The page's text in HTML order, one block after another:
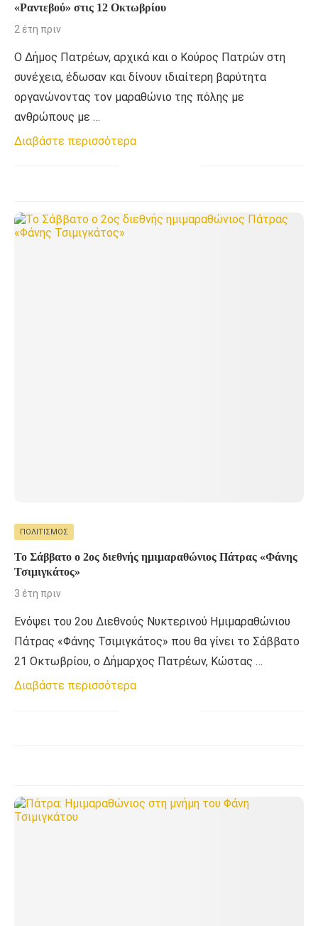
«Ραντεβού» στις 12 Οκτωβρίου
2 έτη πριν
Ο Δήμος Πατρέων, αρχικά και ο Κούρος Πατρών στη
συνέχεια, έδωσαν και δίνουν ιδιαίτερη βαρύτητα
οργανώνοντας τον μαραθώνιο της πόλης με
ανθρώπους με …
Διαβάστε περισσότερα
ΠΟΛΙΤΙΣΜΌΣ
Το Σάββατο ο 2ος διεθνής ημιμαραθώνιος Πάτρας «Φάνης
Τσιμιγκάτος»
3 έτη πριν
Ενόψει του 2ου Διεθνούς Νυκτερινού Ημιμαραθώνιου
Πάτρας «Φάνης Τσιμιγκάτος» που θα γίνει το Σάββατο
21 Οκτωβρίου, ο Δήμαρχος Πατρέων, Κώστας …
Διαβάστε περισσότερα